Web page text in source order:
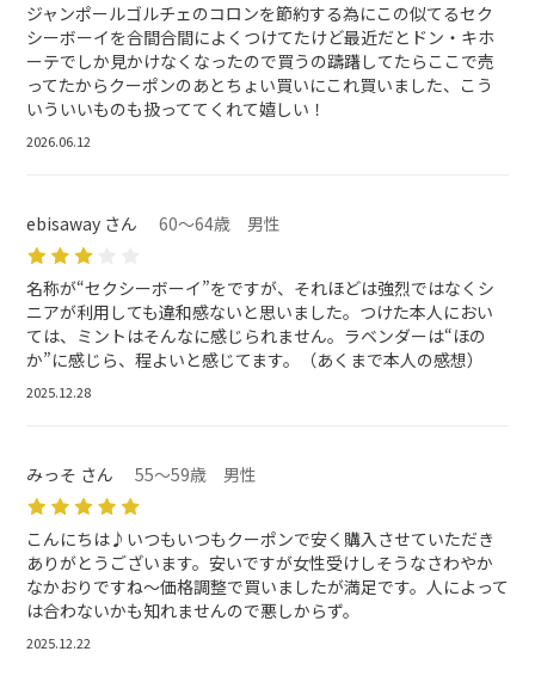
ジャンポールゴルチェのコロンを節約する為にこの似てるセク
シーボーイを合間合間によくつけてたけど最近だとドン・キホ
ーテでしか見かけなくなったので買うの躊躇してたらここで売
ってたからクーポンのあとちょい買いにこれ買いました、こう
いういいものも扱っててくれて嬉しい！
2026.06.12
ebisaway さん 60～64歳 男性
名称が“セクシーボーイ”をですが、それほどは強烈ではなくシ
ニアが利用しても違和感ないと思いました。つけた本人におい
ては、ミントはそんなに感じられません。ラベンダーは“ほの
か”に感じら、程よいと感じてます。（あくまで本人の感想）
2025.12.28
みっそ さん 55～59歳 男性
こんにちは♪いつもいつもクーポンで安く購入させていただき
ありがとうございます。安いですが女性受けしそうなさわやか
なかおりですね〜価格調整で買いましたが満足です。人によって
は合わないかも知れませんので悪しからず。
2025.12.22